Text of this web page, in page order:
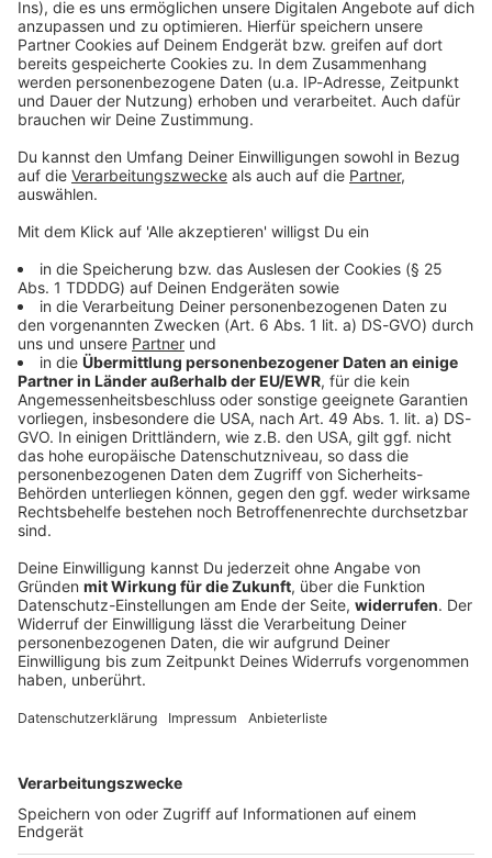
Kontaktformular
Sprachnachricht
© dpa-infocom, dpa:251121-930-320671/1
Bayern
Urteil im Mordprozess nach Auto-Anschlag
auf Demo erwartet
Bei der Attacke in der bayerischen Landeshauptstadt
waren eine Mutter und ihre kleine Tochter getötet
DEINE GEMERKTEN ARTIKEL